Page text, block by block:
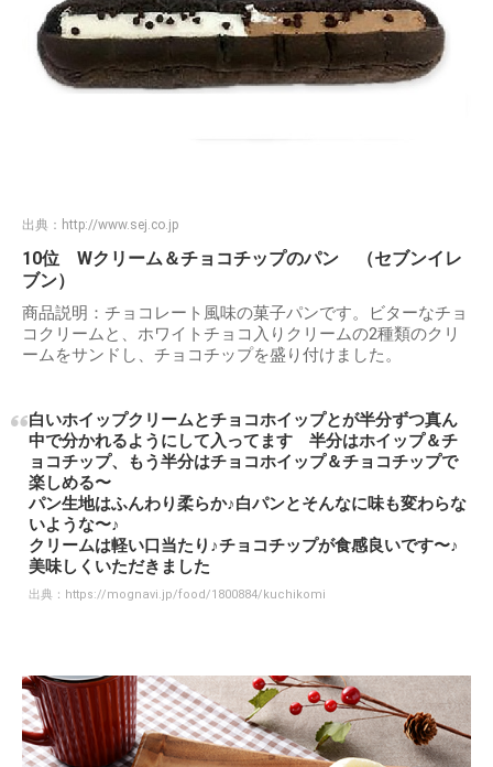
出典： http://www.sej.co.jp
10位 Wクリーム＆チョコチップのパン （セブンイレ
ブン）
商品説明：チョコレート風味の菓子パンです。ビターなチョ
コクリームと、ホワイトチョコ入りクリームの2種類のクリ
ームをサンドし、チョコチップを盛り付けました。
白いホイップクリームとチョコホイップとが半分ずつ真ん
中で分かれるようにして入ってます 半分はホイップ＆チ
ョコチップ、もう半分はチョコホイップ＆チョコチップで
楽しめる〜
パン生地はふんわり柔らか♪白パンとそんなに味も変わらな
いような〜♪
クリームは軽い口当たり♪チョコチップが食感良いです〜♪
美味しくいただきました
出典： https://mognavi.jp/food/1800884/kuchikomi